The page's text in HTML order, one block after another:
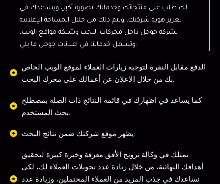
لك طلب على منتجاتك وخدماتك بصورة أكبر، ويساعدك في
تعزيز هوية شركتك، ويتم ذلك من خلال المساحة الإعلانية
لشركة جوجل داخل محركات البحث وشبكة مواقع الويب،
وتشمل خدماتنا في اعلانات جوجل ما يلي:
الدفع مقابل النقرة لتوجيه زيارات العملاء لموقع الويب الخاص
بك من خلال الإعلان عن أعمالك على محرك البحث.
كما يساعد في اظهارك في قائمة النتائج ذات الصلة بمصطلح
بحث المستخدم.
يظهر موقع شركتك ضمن نتائج البحث.
نمتلك في وكالة ترويج الأفق معرفة وخبرة كبيرة لتحقيق
أهدافك النهائية، من خلال زيادة عدد تحويلات العملاء لك، لكي
نساعدك في جذب المزيد من العملاء المحتملين، وزيادة عدد